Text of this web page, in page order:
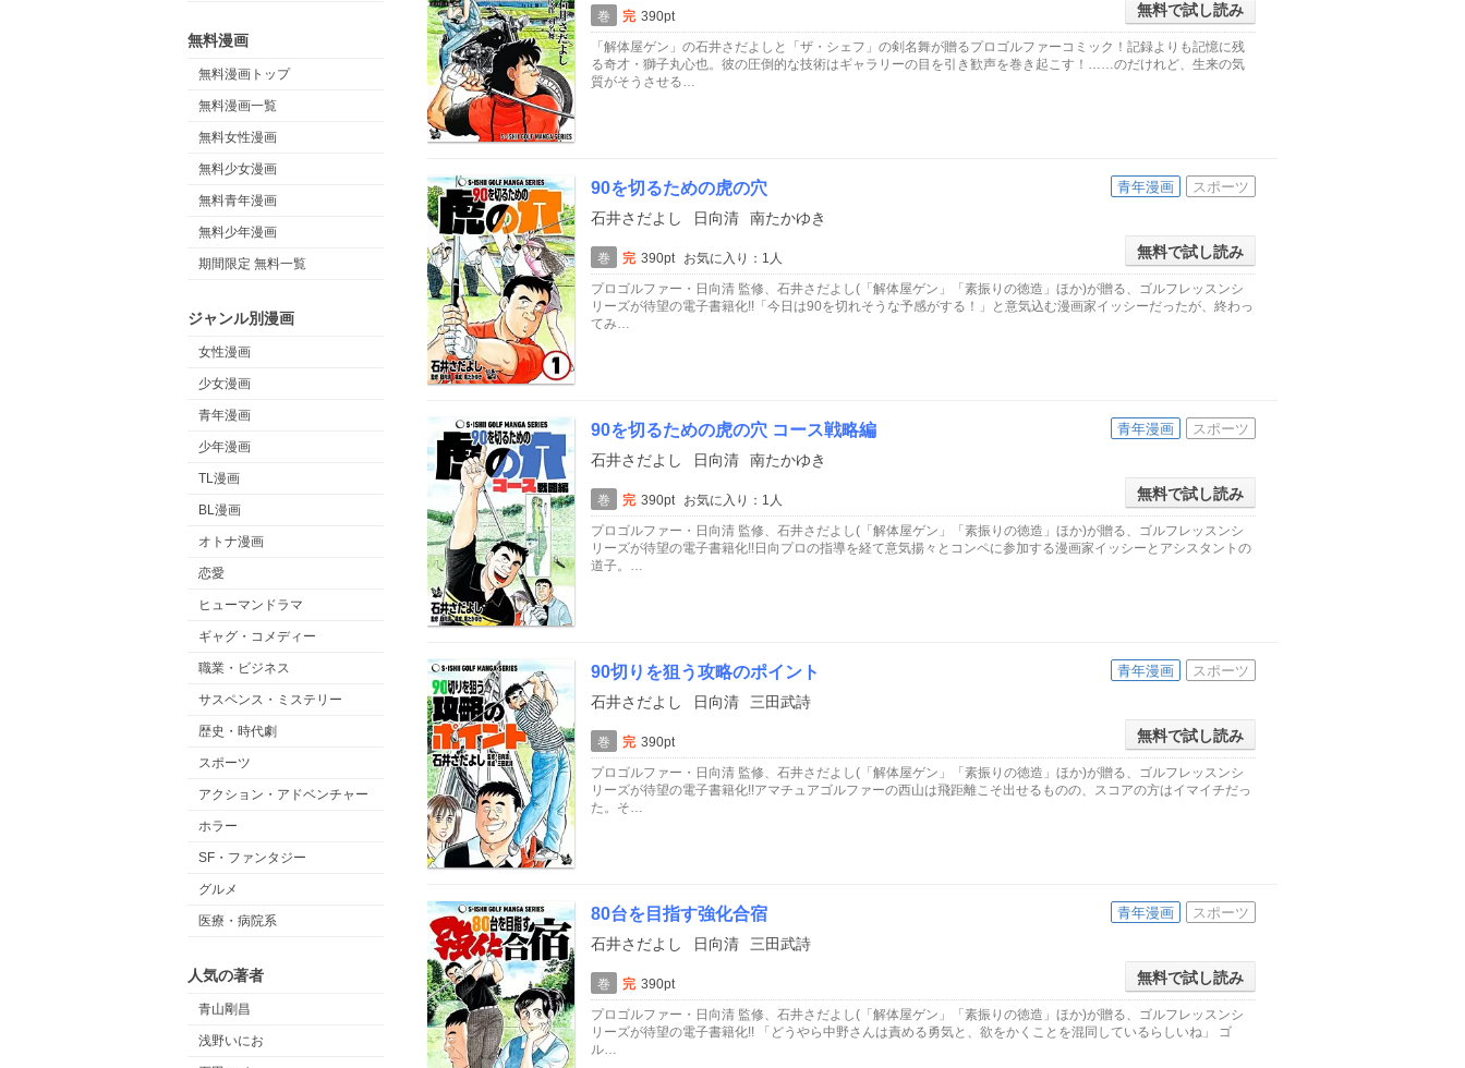
無料漫画
無料漫画トップ
無料漫画一覧
無料女性漫画
無料少女漫画
無料青年漫画
無料少年漫画
期間限定 無料一覧
ジャンル別漫画
女性漫画
少女漫画
青年漫画
少年漫画
TL漫画
BL漫画
オトナ漫画
恋愛
ヒューマンドラマ
ギャグ・コメディー
職業・ビジネス
サスペンス・ミステリー
歴史・時代劇
スポーツ
アクション・アドベンチャー
ホラー
SF・ファンタジー
グルメ
医療・病院系
人気の著者
青山剛昌
浅野いにお
無料で試し読み
巻 完 390pt
「解体屋ゲン」の石井さだよしと「ザ・シェフ」の剣名舞が贈るプロゴルファーコミック！記録よりも記憶に残
る奇才・獅子丸心也。彼の圧倒的な技術はギャラリーの目を引き歓声を巻き起こす！……のだけれど、生来の気
質がそうさせる…
青年漫画 スポーツ
90を切るための虎の穴
石井さだよし 日向清
南たかゆき
無料で試し読み
巻 完 390pt
お気に入り：1人
プロゴルファー・日向清 監修、石井さだよし(「解体屋ゲン」「素振りの徳造」ほか)が贈る、ゴルフレッスンシ
リーズが待望の電子書籍化!!「今日は90を切れそうな予感がする！」と意気込む漫画家イッシーだったが、終わっ
てみ…
青年漫画 スポーツ
90を切るための虎の穴 コース戦略編
石井さだよし 日向清
南たかゆき
無料で試し読み
巻 完 390pt
お気に入り：1人
プロゴルファー・日向清 監修、石井さだよし(「解体屋ゲン」「素振りの徳造」ほか)が贈る、ゴルフレッスンシ
リーズが待望の電子書籍化!!日向プロの指導を経て意気揚々とコンペに参加する漫画家イッシーとアシスタントの
道子。…
青年漫画 スポーツ
90切りを狙う攻略のポイント
石井さだよし 日向清
三田武詩
無料で試し読み
巻 完 390pt
プロゴルファー・日向清 監修、石井さだよし(「解体屋ゲン」「素振りの徳造」ほか)が贈る、ゴルフレッスンシ
リーズが待望の電子書籍化!!アマチュアゴルファーの西山は飛距離こそ出せるものの、スコアの方はイマイチだっ
た。そ…
青年漫画 スポーツ
80台を目指す強化合宿
石井さだよし 日向清
三田武詩
無料で試し読み
巻 完 390pt
プロゴルファー・日向清 監修、石井さだよし(「解体屋ゲン」「素振りの徳造」ほか)が贈る、ゴルフレッスンシ
リーズが待望の電子書籍化!! 「どうやら中野さんは責める勇気と、欲をかくことを混同しているらしいね」 ゴ
ル…